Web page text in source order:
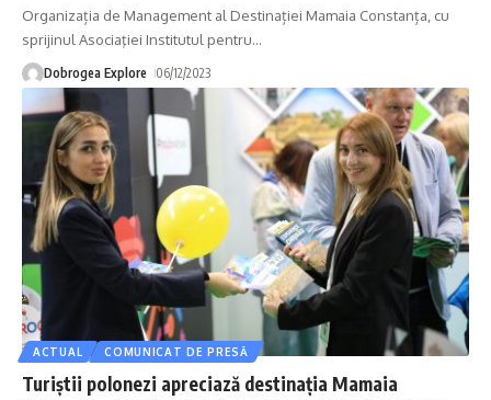
Organizația de Management al Destinației Mamaia Constanța, cu
sprijinul Asociaţiei Institutul pentru…
Dobrogea Explore 06/12/2023
ACTUAL COMUNICAT DE PRESĂ
Turiștii polonezi apreciază destinația Mamaia